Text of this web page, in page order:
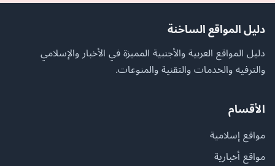
دليل المواقع الساخنة
دليل المواقع العربية والأجنبية المميزة في الأخبار والإسلامي
والترفيه والخدمات والتقنية والمنوعات.
الأقسام
مواقع إسلامية
مواقع أخبارية